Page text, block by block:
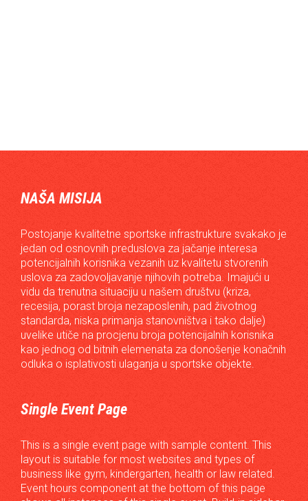
NAŠA MISIJA
Postojanje kvalitetne sportske infrastrukture svakako je
jedan od osnovnih preduslova za jačanje interesa
potencijalnih korisnika vezanih uz kvalitetu stvorenih
uslova za zadovoljavanje njihovih potreba. Imajući u
vidu da trenutna situaciju u našem društvu (kriza,
recesija, porast broja nezaposlenih, pad životnog
standarda, niska primanja stanovništva i tako dalje)
uvelike utiče na procjenu broja potencijalnih korisnika
kao jednog od bitnih elemenata za donošenje konačnih
odluka o isplativosti ulaganja u sportske objekte.
Single Event Page
This is a single event page with sample content. This
layout is suitable for most websites and types of
business like gym, kindergarten, health or law related.
Event hours component at the bottom of this page